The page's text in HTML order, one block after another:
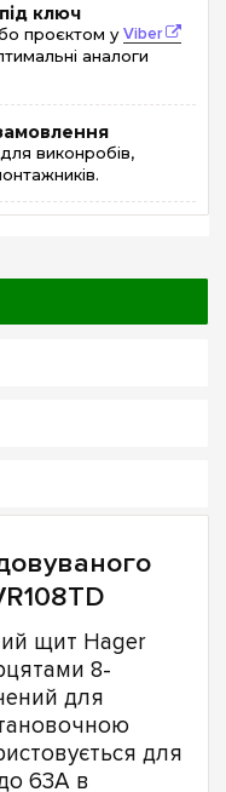
ключ
проєктом уViber
аналоги
виконробів,
щит Hager
8-
для
для
63А в